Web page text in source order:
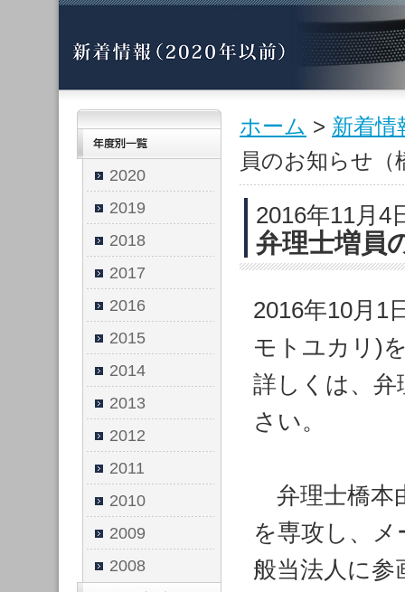
ホーム > 新着情
員のお知らせ（
2016年11月4
弁理士増員
2016年10月1
モトユカリ)
詳しくは、弁
さい。
弁理士橋本
を専攻し、
般当法人に参
2020
2019
2018
2017
2016
2015
2014
2013
2012
2011
2010
2009
2008